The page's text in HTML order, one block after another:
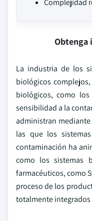
Complejidad
Obtenga
La industria de los
biológicos
biológicos, como
sensibilidad a la
administran
las que los
contaminación ha
como los sistemas
farmacéuticos, como
proceso de los
totalmente integrados